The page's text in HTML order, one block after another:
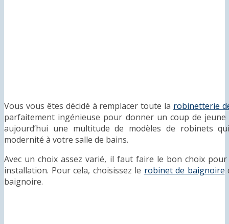
Vous vous êtes décidé à remplacer toute la robinetterie
parfaitement ingénieuse pour donner un coup de jeune
aujourd’hui une multitude de modèles de robinets
modernité à votre salle de bains.
Avec un choix assez varié, il faut faire le bon choix
installation. Pour cela, choisissez le robinet de baignoire
baignoire.